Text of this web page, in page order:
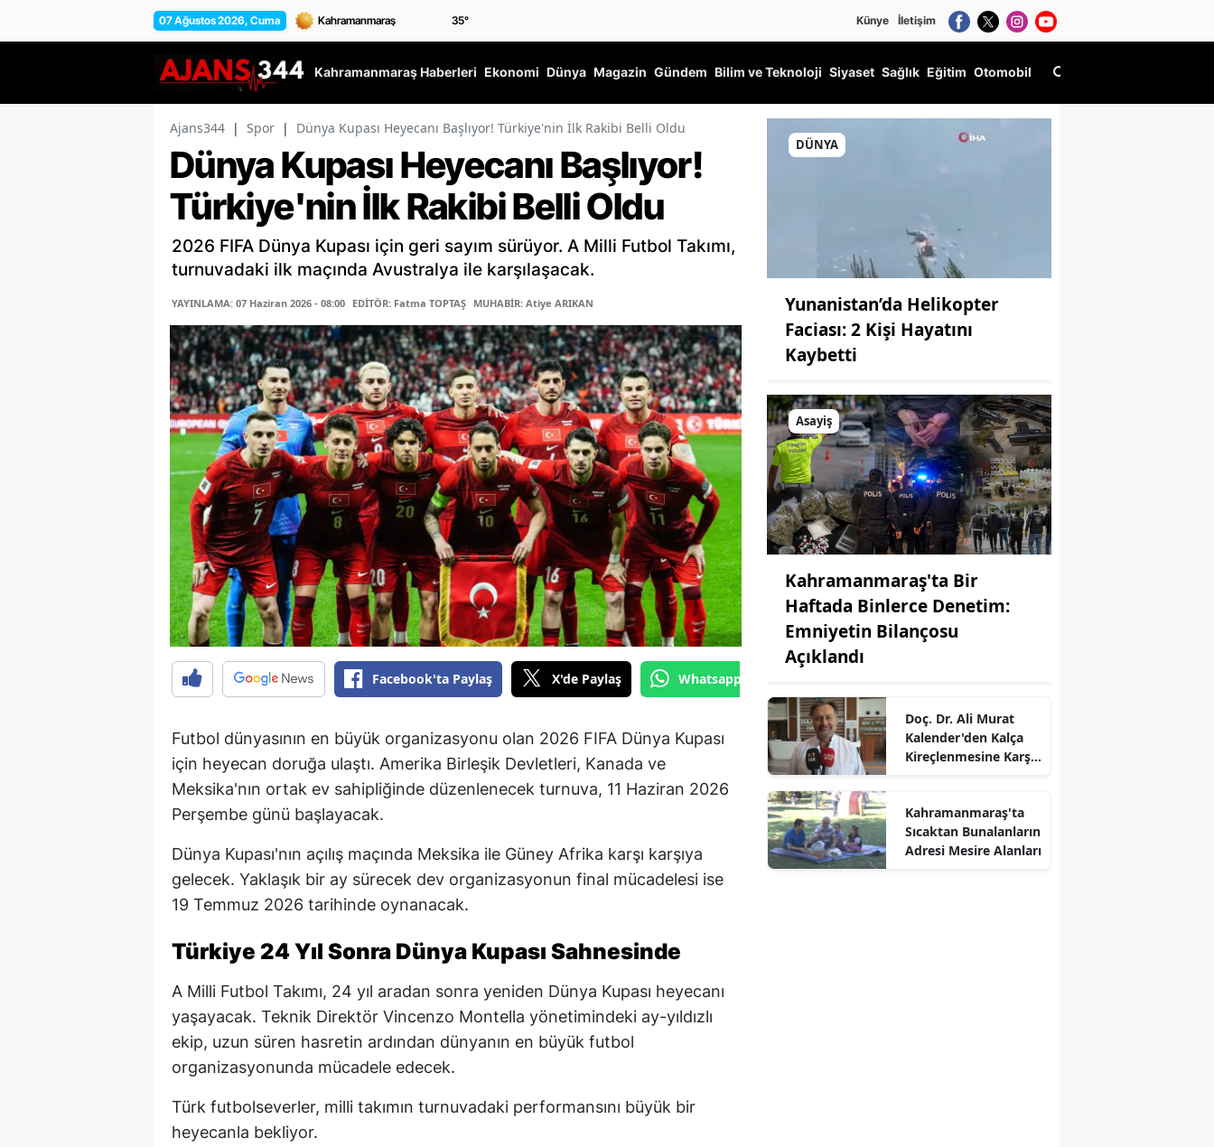
07 Ağustos 2026, Cuma 35° Künye İletişim
Kahramanmaraş Haberleri Ekonomi Dünya Magazin Gündem Bilim ve Teknoloji Siyaset Sağlık Eğitim Otomobil
Ajans344 | Spor | Dünya Kupası Heyecanı Başlıyor! Türkiye'nin İlk Rakibi Belli Oldu
Dünya Kupası Heyecanı Başlıyor!
Türkiye'nin İlk Rakibi Belli Oldu
2026 FIFA Dünya Kupası için geri sayım sürüyor. A Milli Futbol Takımı,
turnuvadaki ilk maçında Avustralya ile karşılaşacak.
YAYINLAMA: 07 Haziran 2026 - 08:00 EDİTÖR: Fatma TOPTAŞ MUHABİR: Atiye ARIKAN
Facebook'ta Paylaş X'de Paylaş Whatsapp'tan Gönder
Futbol dünyasının en büyük organizasyonu olan 2026 FIFA Dünya Kupası
için heyecan doruğa ulaştı. Amerika Birleşik Devletleri, Kanada ve
Meksika'nın ortak ev sahipliğinde düzenlenecek turnuva, 11 Haziran 2026
Perşembe günü başlayacak.
Dünya Kupası'nın açılış maçında Meksika ile Güney Afrika karşı karşıya
gelecek. Yaklaşık bir ay sürecek dev organizasyonun final mücadelesi ise
19 Temmuz 2026 tarihinde oynanacak.
Türkiye 24 Yıl Sonra Dünya Kupası Sahnesinde
A Milli Futbol Takımı, 24 yıl aradan sonra yeniden Dünya Kupası heyecanı
yaşayacak. Teknik Direktör Vincenzo Montella yönetimindeki ay-yıldızlı
ekip, uzun süren hasretin ardından dünyanın en büyük futbol
organizasyonunda mücadele edecek.
Türk futbolseverler, milli takımın turnuvadaki performansını büyük bir
heyecanla bekliyor.
DÜNYA
Yunanistan’da Helikopter
Faciası: 2 Kişi Hayatını
Kaybetti
Asayiş
Kahramanmaraş'ta Bir
Haftada Binlerce Denetim:
Emniyetin Bilançosu
Açıklandı
Doç. Dr. Ali Murat
Kalender'den Kalça
Kireçlenmesine Karşı
Kahramanmaraş'ta
Sıcaktan Bunalanların
Adresi Mesire Alanları